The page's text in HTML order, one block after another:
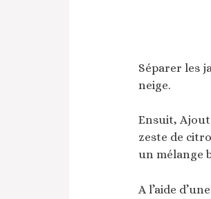
Séparer les
neige.
Ensuit,
zeste de
un mélange
A l’aide